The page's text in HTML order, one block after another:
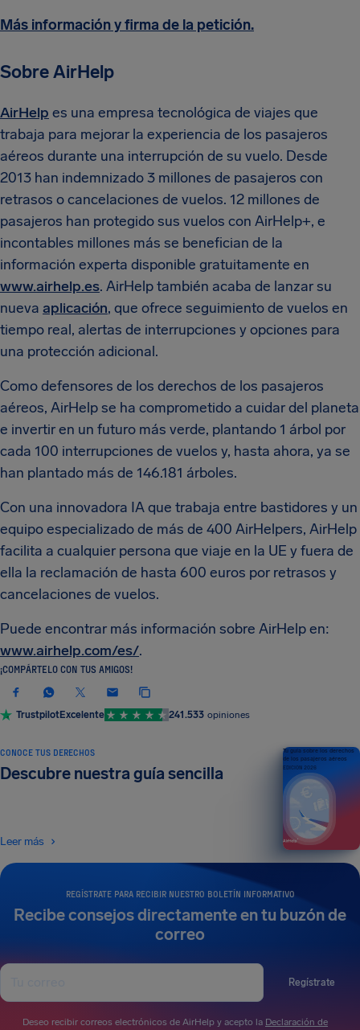
Más información y firma de la petición.
Sobre AirHelp
AirHelp es una empresa tecnológica de viajes que
trabaja para mejorar la experiencia de los pasajeros
aéreos durante una interrupción de su vuelo. Desde
2013 han indemnizado 3 millones de pasajeros con
retrasos o cancelaciones de vuelos. 12 millones de
pasajeros han protegido sus vuelos con AirHelp+, e
incontables millones más se benefician de la
información experta disponible gratuitamente en
www.airhelp.es. AirHelp también acaba de lanzar su
nueva aplicación, que ofrece seguimiento de vuelos en
tiempo real, alertas de interrupciones y opciones para
una protección adicional.
Como defensores de los derechos de los pasajeros
aéreos, AirHelp se ha comprometido a cuidar del planeta
e invertir en un futuro más verde, plantando 1 árbol por
cada 100 interrupciones de vuelos y, hasta ahora, ya se
han plantado más de 146.181 árboles.
Con una innovadora IA que trabaja entre bastidores y un
equipo especializado de más de 400 AirHelpers, AirHelp
facilita a cualquier persona que viaje en la UE y fuera de
ella la reclamación de hasta 600 euros por retrasos y
cancelaciones de vuelos.
Puede encontrar más información sobre AirHelp en:
www.airhelp.com/es/.
¡COMPÁRTELO CON TUS AMIGOS!
TrustpilotExcelente 241.533 opiniones
REGÍSTRATE PARA RECIBIR NUESTRO BOLETÍN INFORMATIVO
Recibe consejos directamente en tu buzón de
correo
Regístrate
Deseo recibir correos electrónicos de AirHelp y acepto la Declaración de
CONOCE TUS DERECHOS
Descubre nuestra guía sencilla
Leer más
Tu guía sobre los derechos
de los pasajeros aéreos
EDICIÓN 2026